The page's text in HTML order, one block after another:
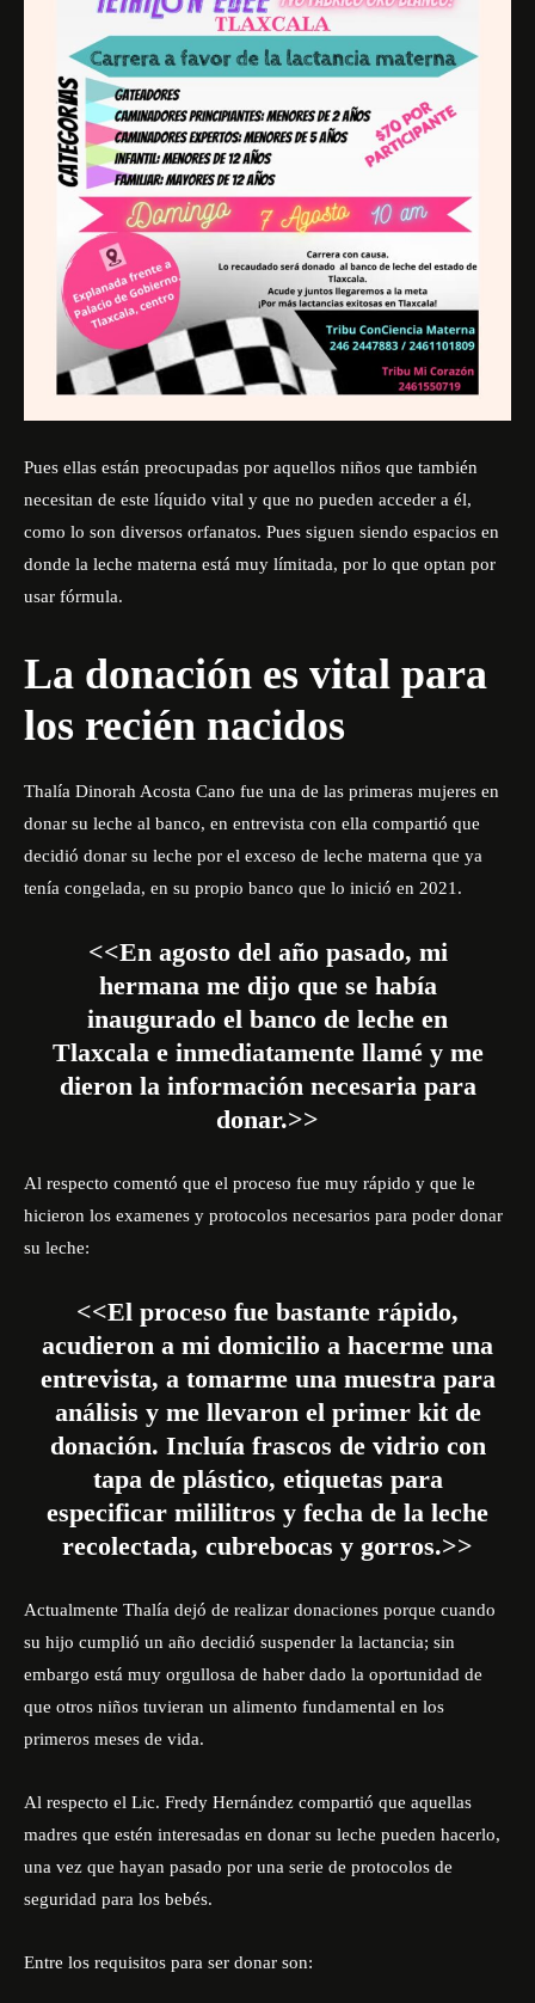
Pues ellas están preocupadas por aquellos niños que también
necesitan de este líquido vital y que no pueden acceder a él,
como lo son diversos orfanatos. Pues siguen siendo espacios en
donde la leche materna está muy límitada, por lo que optan por
usar fórmula.
La donación es vital para
los recién nacidos
Thalía Dinorah Acosta Cano fue una de las primeras mujeres en
donar su leche al banco, en entrevista con ella compartió que
decidió donar su leche por el exceso de leche materna que ya
tenía congelada, en su propio banco que lo inició en 2021.
<<En agosto del año pasado, mi
hermana me dijo que se había
inaugurado el banco de leche en
Tlaxcala e inmediatamente llamé y me
dieron la información necesaria para
donar.>>
Al respecto comentó que el proceso fue muy rápido y que le
hicieron los examenes y protocolos necesarios para poder donar
su leche:
<<El proceso fue bastante rápido,
acudieron a mi domicilio a hacerme una
entrevista, a tomarme una muestra para
análisis y me llevaron el primer kit de
donación. Incluía frascos de vidrio con
tapa de plástico, etiquetas para
especificar mililitros y fecha de la leche
recolectada, cubrebocas y gorros.>>
Actualmente Thalía dejó de realizar donaciones porque cuando
su hijo cumplió un año decidió suspender la lactancia; sin
embargo está muy orgullosa de haber dado la oportunidad de
que otros niños tuvieran un alimento fundamental en los
primeros meses de vida.
Al respecto el Lic. Fredy Hernández compartió que aquellas
madres que estén interesadas en donar su leche pueden hacerlo,
una vez que hayan pasado por una serie de protocolos de
seguridad para los bebés.
Entre los requisitos para ser donar son: